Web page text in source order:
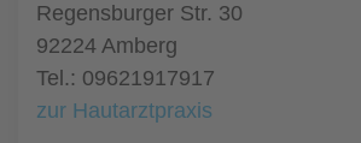
Regensburger Str. 30
92224 Amberg
Tel.: 09621917917
zur Hautarztpraxis